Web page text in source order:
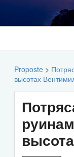
Proposte >
высотах